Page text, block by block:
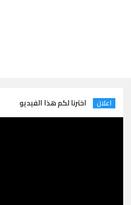
اعلان اخترنا لكم هذا الفيديو